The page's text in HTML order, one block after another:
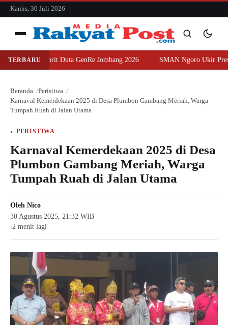
konten
Kamis, 30 Juli 2026
Menu
Cari
Cari
TERBARU
Favorit Duta GenRe Jombang 2026 SMAN Ngoro Ukir Prestasi,
Beranda
Peristiwa
Karnaval Kemerdekaan 2025 di Desa Plumbon Gambang Meriah, Warga
Tumpah Ruah di Jalan Utama
PERISTIWA
Karnaval Kemerdekaan 2025 di Desa
Plumbon Gambang Meriah, Warga
Tumpah Ruah di Jalan Utama
Oleh Nico
30 Agustus 2025, 21:32 WIB
●2 menit lagi